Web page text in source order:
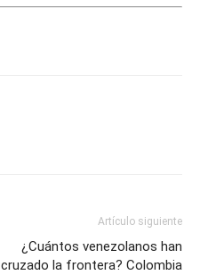
Artículo siguiente
¿Cuántos venezolanos han
cruzado la frontera? Colombia